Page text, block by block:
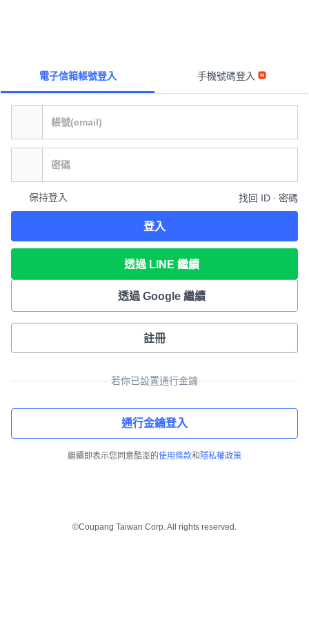
電子信箱帳號登入 手機號碼登入
保持登入 找回 ID ∙ 密碼
登入
透過 LINE 繼續
透過 Google 繼續
註冊
若你已設置通行金鑰
通行金鑰登入
繼續即表示您同意酷澎的使用條款和 隱私權政策
©Coupang Taiwan Corp. All rights reserved.